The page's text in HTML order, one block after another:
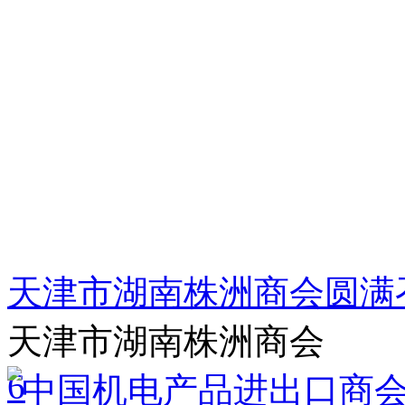
天津市湖南株洲商会圆
天津市湖南株洲商会
6